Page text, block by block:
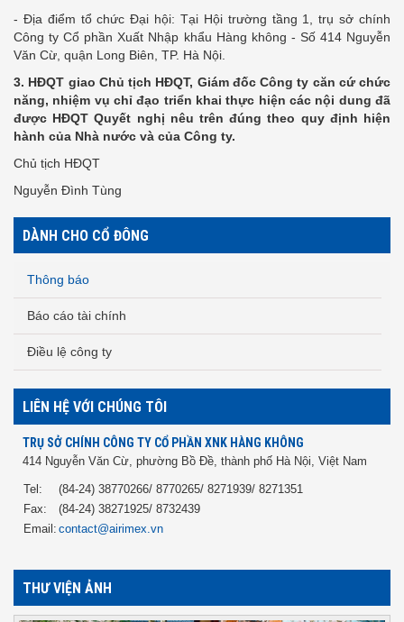
- Địa điểm tổ chức Đại hội: Tại Hội trường tầng 1, trụ sở chính
Công ty Cổ phần Xuất Nhập khẩu Hàng không - Số 414 Nguyễn
Văn Cừ, quận Long Biên, TP. Hà Nội.
3. HĐQT giao Chủ tịch HĐQT, Giám đốc Công ty căn cứ chức
năng, nhiệm vụ chỉ đạo triển khai thực hiện các nội dung đã
được HĐQT Quyết nghị nêu trên đúng theo quy định hiện
hành của Nhà nước và của Công ty.
Chủ tịch HĐQT
Nguyễn Đình Tùng
DÀNH CHO CỔ ĐÔNG
Thông báo
Báo cáo tài chính
Điều lệ công ty
LIÊN HỆ VỚI CHÚNG TÔI
TRỤ SỞ CHÍNH CÔNG TY CỔ PHẦN XNK HÀNG KHÔNG
414 Nguyễn Văn Cừ, phường Bồ Đề, thành phố Hà Nội, Việt Nam
Tel:
(84-24) 38770266/ 8770265/ 8271939/ 8271351
Fax:
(84-24) 38271925/ 8732439
Email: contact@airimex.vn
THƯ VIỆN ẢNH